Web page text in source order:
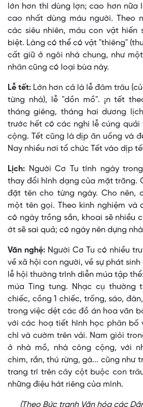
lớn hơn thì dùng lợn; cao hơn nữa
cao nhất dùng máu người. Theo
các siêu nhiên, máu con vật hiến
biệt. Làng có thể có vật "thiêng"
cất giữ ở ngôi nhà chung, như
nhân cũng có loại bùa này.
Lễ tết: Lớn hơn cả là lễ đâm trâu
từng nhà), lễ "dồn mồ". ¡n tết
tháng giêng, tháng hai dương
trước hết có các nghi lễ cúng quải
cộng. Tết cũng là dịp ăn uống và
Nay nhiều nơi tổ chức Tết vào dịp
Lịch: Người Cơ Tu tính ngày
thay đổi hình dạng của mặt trăng.
đặt tên cho từng ngày. Cho nên,
một tên gọi. Theo kinh nghiệm và
có ngày trồng sắn, khoai sẽ nhiều
ớt sẽ sai quả; có ngày nên dựng
Văn nghệ: Người Cơ Tu có nhiều
về xã hội con người, về sự phát
lễ hội thường trình diễn múa tập
múa Ting tung. Nhạc cụ thường
chiếc, cồng 1 chiếc, trống, sáo,
trong việc dệt các đồ án hoa văn
với các hoạ tiết hình học phân bố
chì và cườm trên vải. Nam giỏi
ở nhà mồ, nhà công cộng, với
chim, rắn, thú rừng, gà... cũng như
trang trí trên cây cột buộc con
những điệu hát riêng của mình.
(Theo Bức tranh Văn hóa các